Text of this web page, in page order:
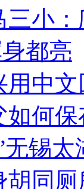
小
都亮
用中
如何
无锡
同